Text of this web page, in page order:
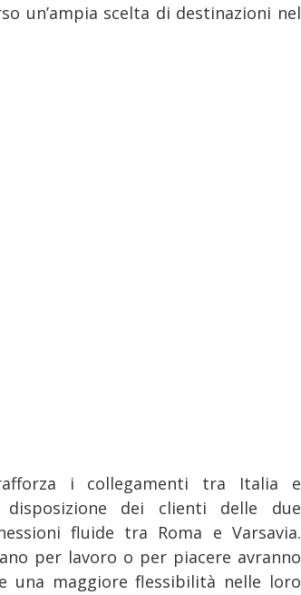
un’ampia scelta di destinazioni nel
i collegamenti tra Italia e
dei clienti delle due
fluide tra Roma e Varsavia.
per lavoro o per piacere avranno
una maggiore flessibilità nelle loro